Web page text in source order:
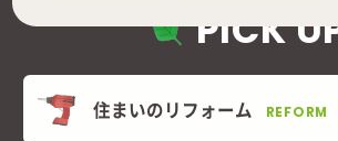
PICK
住まいのリフォーム REFORM